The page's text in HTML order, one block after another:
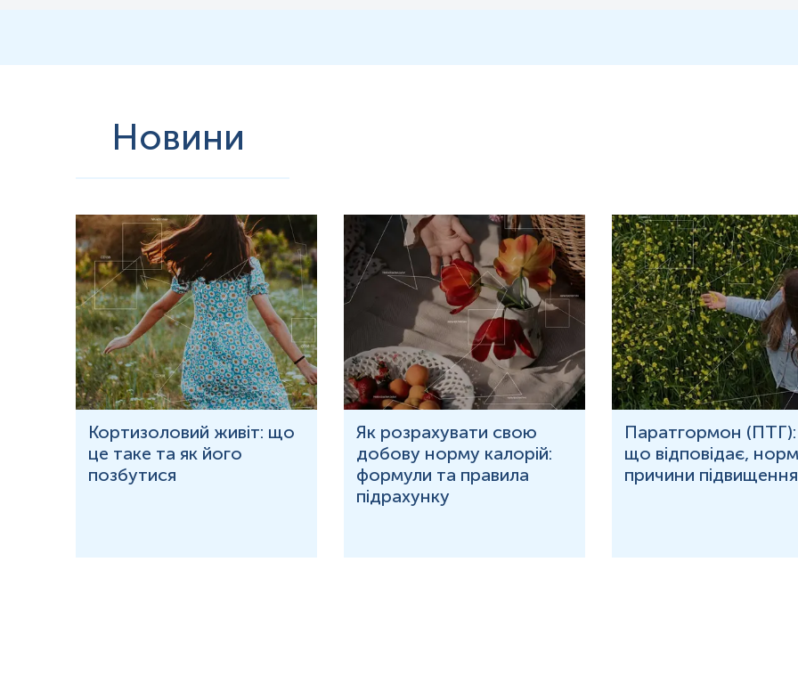
Новини
Кортизоловий живіт: що
це таке та як його
позбутися
Як розрахувати свою
добову норму калорій:
формули та правила
підрахунку
Паратгормон (ПТГ):
що відповідає,
причини підвищення